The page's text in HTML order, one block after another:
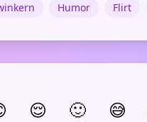
Humor Flirt
😌 🙂 😅